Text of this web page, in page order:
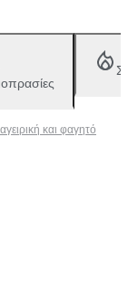
και φαγητό